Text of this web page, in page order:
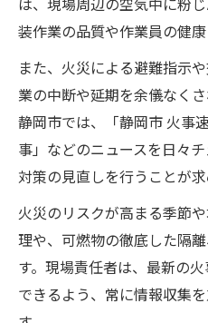
装作業の品質や作業員の健康
また、火災による避難指示
業の中断や延期を余儀なく
静岡市では、「静岡市 火事
事」などのニュースを日々
対策の見直しを行うことが求
火災のリスクが高まる季節
理や、可燃物の徹底した隔
す。現場責任者は、最新の
できるよう、常に情報収集